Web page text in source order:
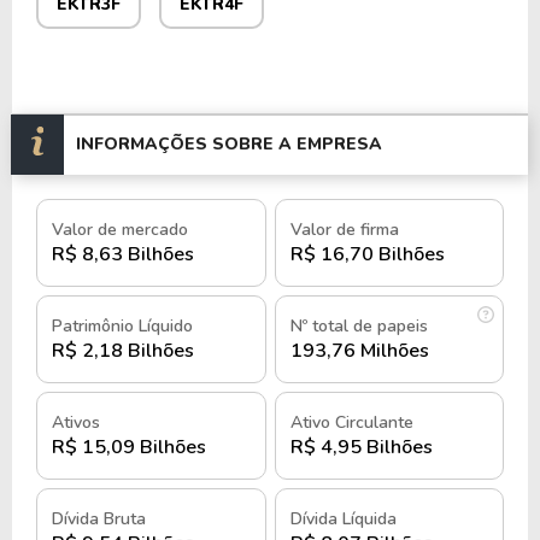
Considerada uma empresa de médio porte (medium
tecnologia de ponta para gestão e monitoramento
de energia.
Listada na B3 sob os tickersELEK3eELEK4, a
Elektro também possui ações no mercado
fracionário, atuando sob os códigosELEK3Fe
ELEK4F.
História e quando foi criada a
Elektro
A Elektro foi fundada em 1998, na cidade de
Campinas, São Paulo, como parte do processo de
privatização do setor elétrico brasileiro promovido
INFORMAÇÕES SOBRE A EMPRESA
Valor de mercado
R$ 8,63 Bilhões
Valor de firma
R$ 16,70 Bilhões
Patrimônio Líquido
R$ 2,18 Bilhões
Nº total de papeis
193,76 Milhões
Ativos
R$ 15,09 Bilhões
Ativo Circulante
R$ 4,95 Bilhões
Dívida Bruta Dívida Líquida